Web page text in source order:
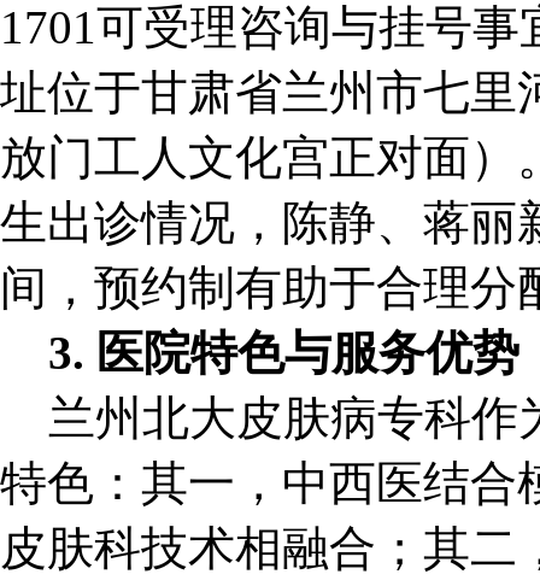
1701可受理咨询与挂号
址位于甘肃省兰州市七里
放门工人文化宫正对面
生出诊情况，陈静、蒋丽
间，预约制有助于合理分
3. 医院特色与服务优势
兰州北大皮肤病专科作
特色：其一，中西医结合
皮肤科技术相融合；其